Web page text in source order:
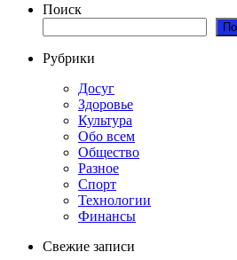
Поиск
Рубрики
Досуг
Здоровье
Культура
Обо всем
Общество
Разное
Спорт
Технологии
Финансы
Свежие записи